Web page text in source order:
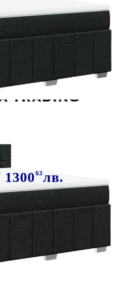
см, плат
1300 63лв.
47 бр.
при плащане по банков път